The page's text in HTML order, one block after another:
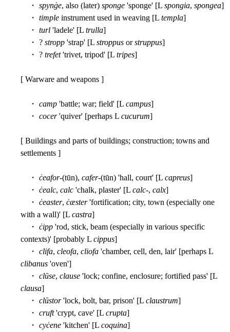
・ spynġe, also (later) sponge 'sponge' [L spongia, spongea]
・ timple instrument used in weaving [L templa]
・ turl 'ladele' [L trulla]
・ ? stropp 'strap' [L stroppus orstruppus]
・ ? trefet'trivet, tripod' [L tripes]
[ Warware and weapons ]
・ camp 'battle; war; field' [L campus]
・ cocer'quiver' [perhaps L cucurum]
[ Buildings and parts of buildings; construction; towns and
settlements ]
・ ċeafor-(tūn), cafer-(tūn) 'hall, court' [L capreus]
・ ċealc, calc 'chalk, plaster' [L calc-, calx]
・ ċeaster, ċæster'fortification; city, town (especially one
with a wall)' [L castra]
・ ċipp 'rod, stick, beam (especially in various specific
contexts)' [probably L cippus]
・ clifa, cleofa, cliofa 'chamber, cell, den, lair' [perhaps L
clibanus 'oven']
・ clūse, clause 'lock; confine, enclosure; fortified pass' [L
clausa]
・ clūstor'lock, bolt, bar, prison' [L claustrum]
・ cruft'crypt, cave' [L crupta]
・ cyċene 'kitchen' [L coquina]